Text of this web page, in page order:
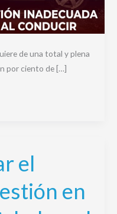
de una total y plena
por ciento de […]
el
en